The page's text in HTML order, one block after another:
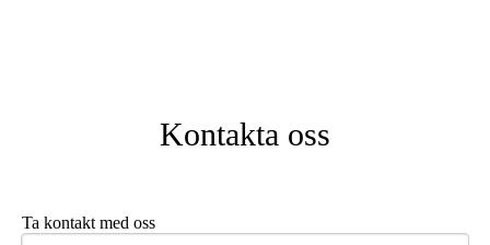
Automatisk elektromagnetisk broms
Styrenhet
PG 45A (programmerbar)
Kontakta oss
Ta kontakt med oss